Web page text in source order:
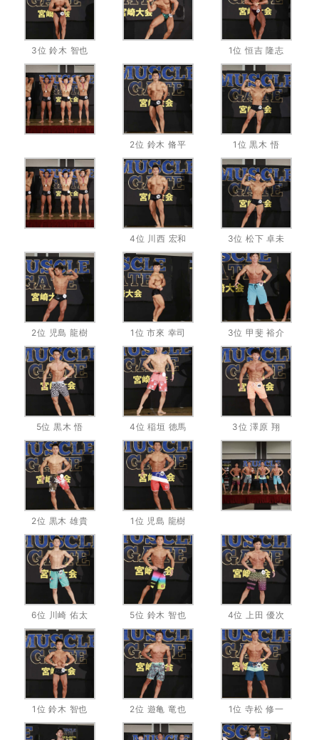
3位 鈴木 智也 1位 恒吉 隆志
2位 鈴木 脩平 1位 黒木 悟
4位 川西 宏和 3位 松下 卓未
2位 児島 龍樹 1位 市來 幸司 3位 甲斐 裕介
5位 黒木 悟 4位 稲垣 徳馬 3位 澤原 翔
2位 黒木 雄貴 1位 児島 龍樹
6位 川崎 佑太 5位 鈴木 智也 4位 上田 優次
1位 鈴木 智也 2位 遊亀 竜也 1位 寺松 修一